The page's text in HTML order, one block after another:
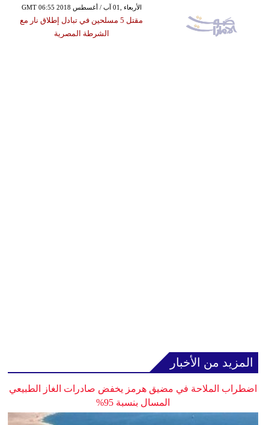
GMT 06:55 2018 الأربعاء ,01 آب / أغسطس
مقتل 5 مسلحين في تبادل إطلاق نار مع
الشرطة المصرية
المزيد من الأخبار
اضطراب الملاحة في مضيق هرمز يخفض صادرات الغاز الطبيعي
المسال بنسبة 95%